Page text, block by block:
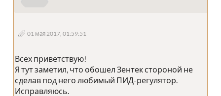
01 мая 2017, 01:59:51
Всех приветствую!
Я тут заметил, что обошел Зентек стороной не
сделав под него любимый ПИД-регулятор.
Исправляюсь.